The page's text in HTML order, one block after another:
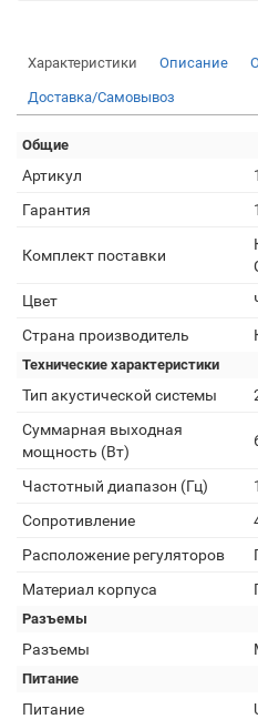
Характеристики Описание
Доставка/Самовывоз
Общие
Артикул
Гарантия
Комплект поставки
Цвет
Страна производитель
Технические характеристики
Тип акустической системы
Суммарная выходная
мощность (Вт)
Частотный диапазон (Гц)
Сопротивление
Расположение регуляторов
Материал корпуса
Разъемы
Разъемы
Питание
Питание